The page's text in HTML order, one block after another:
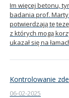
Im więcej betonu,
badania prof. Marty
potwierdzają tę
z których mogą
ukazał się na
Kontrolowanie
06-02-2025